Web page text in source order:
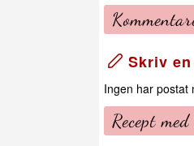
Skriv
Ingen har postat
Recept